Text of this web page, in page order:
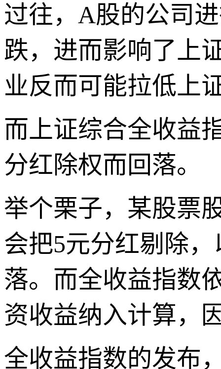
过往，A股的公司
跌，进而影响了上
业反而可能拉低上
而上证综合全收益
分红除权而回落。
举个栗子，某股票
会把5元分红剔除
落。而全收益指数
资收益纳入计算，
全收益指数的发布